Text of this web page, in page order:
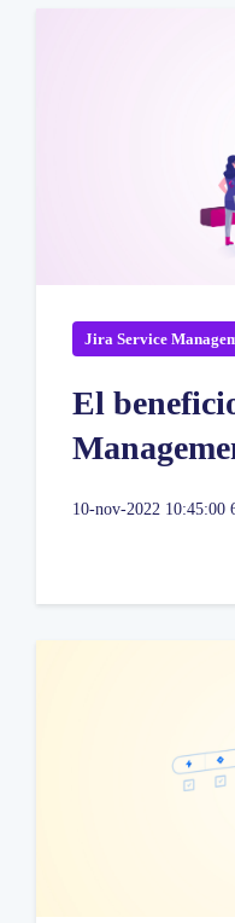
Jira Service
El
10-nov-2022 10:45:00